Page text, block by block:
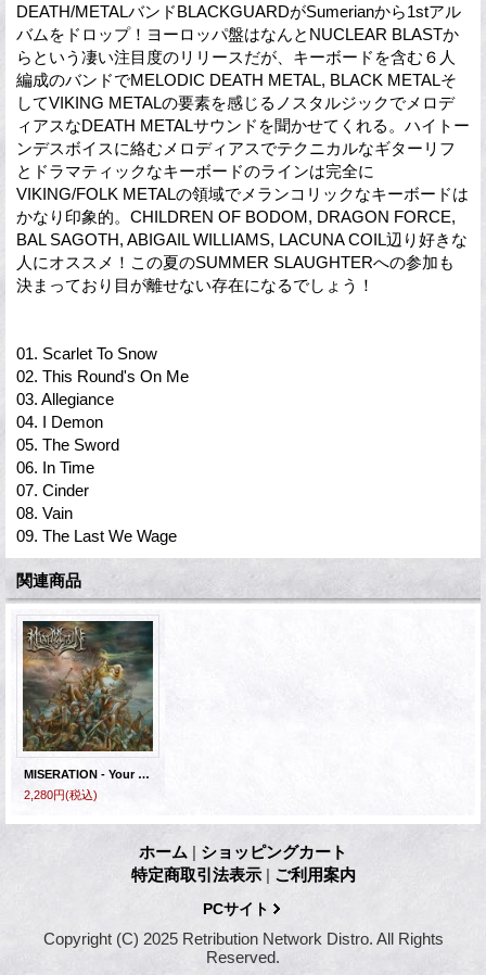
DEATH/METALバンドBLACKGUARDがSumerianから1stアル
バムをドロップ！ヨーロッパ盤はなんとNUCLEAR BLASTか
らという凄い注目度のリリースだが、キーボードを含む６人
編成のバンドでMELODIC DEATH METAL, BLACK METALそ
してVIKING METALの要素を感じるノスタルジックでメロデ
ィアスなDEATH METALサウンドを聞かせてくれる。ハイトー
ンデスボイスに絡むメロディアスでテクニカルなギターリフ
とドラマティックなキーボードのラインは完全に
VIKING/FOLK METALの領域でメランコリックなキーボードは
かなり印象的。CHILDREN OF BODOM, DRAGON FORCE,
BAL SAGOTH, ABIGAIL WILLIAMS, LACUNA COIL辺り好きな
人にオススメ！この夏のSUMMER SLAUGHTERへの参加も
決まっており目が離せない存在になるでしょう！
01. Scarlet To Snow
02. This Round's On Me
03. Allegiance
04. I Demon
05. The Sword
06. In Time
07. Cinder
08. Vain
09. The Last We Wage
関連商品
MISERATION - Your Demons - Their Angels [CD]
2,280円(税込)
ホーム | ショッピングカート
特定商取引法表示 | ご利用案内
PCサイト
Copyright (C) 2025 Retribution Network Distro. All Rights
Reserved.